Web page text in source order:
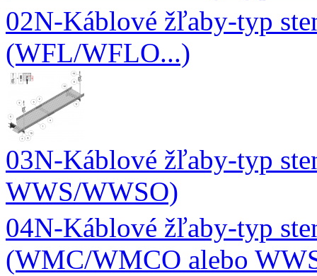
02N-Káblové žľaby-typ
(WFL/WFLO...)
03N-Káblové žľaby-typ
WWS/WWSO)
04N-Káblové žľaby-typ
(WMC/WMCO alebo